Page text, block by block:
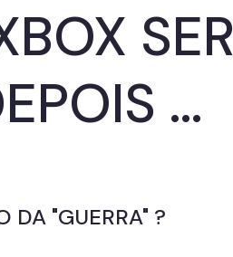
...
DA "GUERRA" ?